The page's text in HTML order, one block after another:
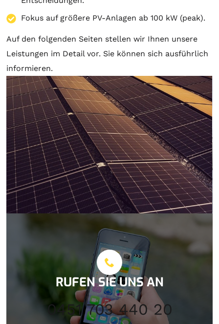
Fokus auf größere PV-Anlagen ab 100 kW (peak).
Auf den folgenden Seiten stellen wir Ihnen unsere
Leistungen im Detail vor. Sie können sich ausführlich
informieren.
RUFEN SIE UNS AN
0451 703 440 20